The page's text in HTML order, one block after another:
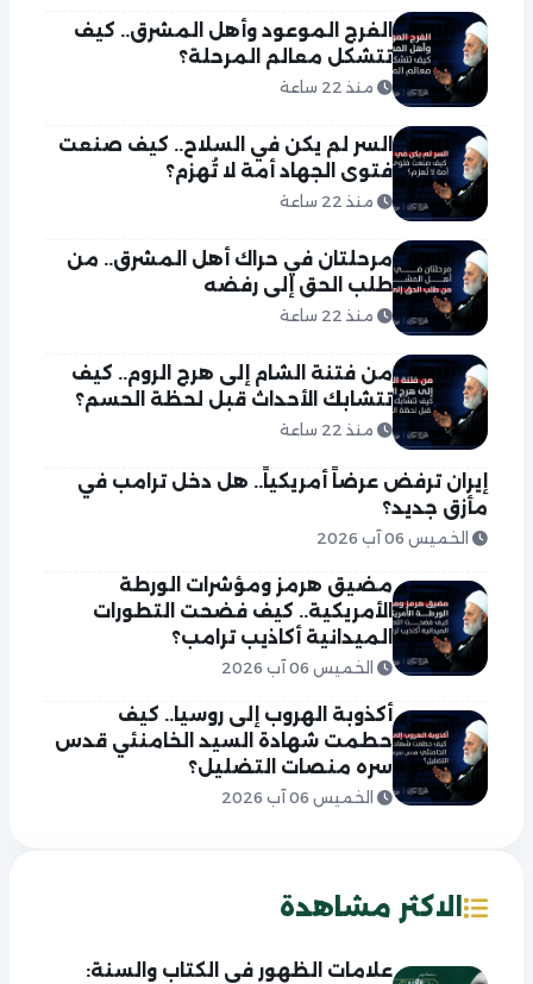
الفرج الموعود وأهل المشرق.. كيف
تتشكل معالم المرحلة؟
منذ 22 ساعة
السر لم يكن في السلاح.. كيف صنعت
فتوى الجهاد أمة لا تُهزم؟
منذ 22 ساعة
مرحلتان في حراك أهل المشرق.. من
طلب الحق إلى رفضه
منذ 22 ساعة
من فتنة الشام إلى هرج الروم.. كيف
تتشابك الأحداث قبل لحظة الحسم؟
منذ 22 ساعة
إيران ترفض عرضاً أمريكياً.. هل دخل ترامب في
مأزق جديد؟
الخميس 06 آب 2026
مضيق هرمز ومؤشرات الورطة
الأمريكية.. كيف فضحت التطورات
الميدانية أكاذيب ترامب؟
الخميس 06 آب 2026
أكذوبة الهروب إلى روسيا.. كيف
حطمت شهادة السيد الخامنئي قدس
سره منصات التضليل؟
الخميس 06 آب 2026
الاكثر مشاهدة
علامات الظهور في الكتاب والسنة: